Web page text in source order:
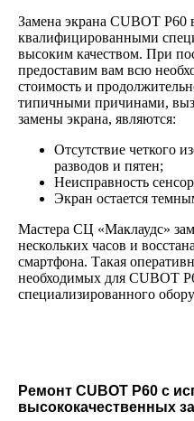
Замена экрана CUBOT P60
квалифицированными
высоким качеством. При
предоставим вам всю
стоимость и
типичными причинами,
замены экрана, являются:
Отсутствие четкого
разводов и пятен;
Неисправность
Экран остается
Мастера СЦ «Маклаудс»
нескольких часов и
смартфона. Такая
необходимых для CUBOT
специализированного
Ремонт CUBOT P60 с
высококачественных